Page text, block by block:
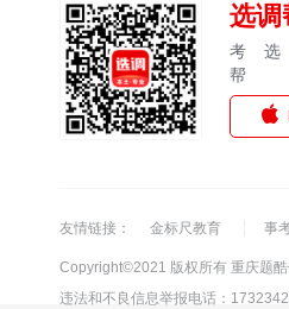
选调
考
帮
友情链接： 金标尺教育 事
Copyright©2021 版权所有 重庆题酷
违法和不良信息举报电话：